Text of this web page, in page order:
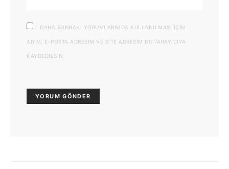
DAHA SONRAKI YORUMLARIMDA KULLANILMASI IÇIN
ADIM, E-POSTA ADRESIM VE SITE ADRESIM BU TARAYICIYA
KAYDEDILSIN.